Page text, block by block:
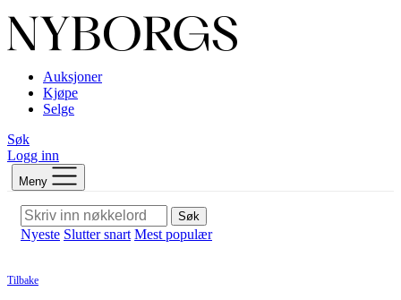
Auksjoner
Kjøpe
Selge
Søk
Logg inn
Meny
Søk
Nyeste Slutter snart Mest populær
Tilbake